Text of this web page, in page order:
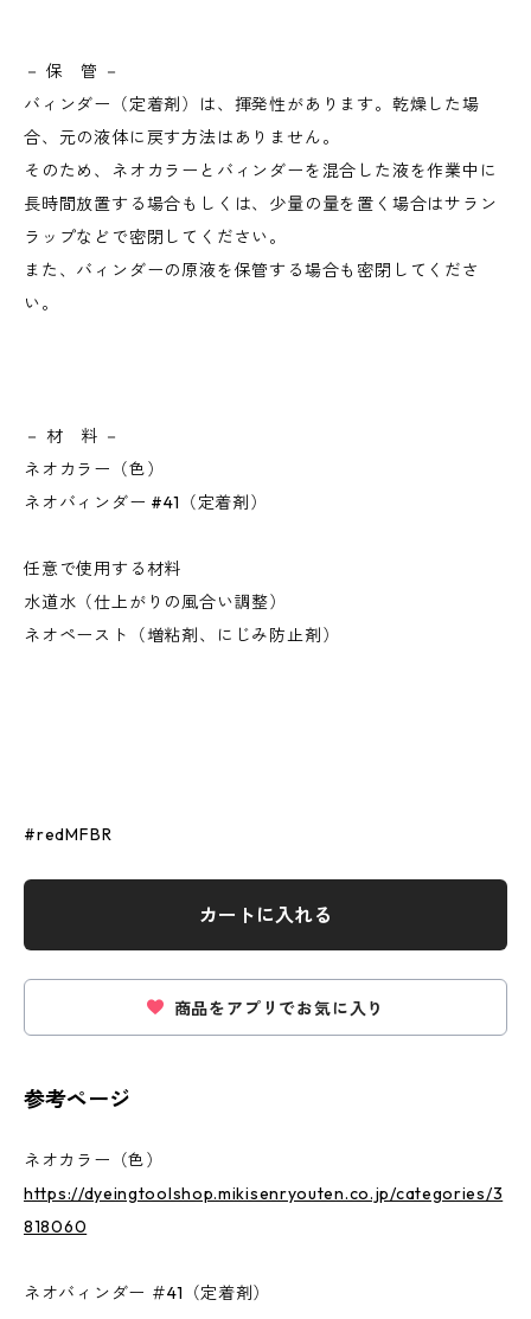
－ 保 管 －
バィンダー（定着剤）は、揮発性があります。乾燥した場
合、元の液体に戻す方法はありません。
そのため、ネオカラーとバィンダーを混合した液を作業中に
長時間放置する場合もしくは、少量の量を置く場合はサラン
ラップなどで密閉してください。
また、バィンダーの原液を保管する場合も密閉してくださ
い。
－ 材 料 －
ネオカラー（色）
ネオバィンダー #41（定着剤）
任意で使用する材料
水道水（仕上がりの風合い調整）
ネオペースト（増粘剤、にじみ防止剤）
#redMFBR
カートに入れる
商品をアプリでお気に入り
参考ページ
ネオカラー（色）
https://dyeingtoolshop.mikisenryouten.co.jp/categories/3
818060
ネオバィンダー ＃41（定着剤）